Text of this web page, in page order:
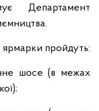
Департамент
ярмарки пройдуть:
шосе (в межах